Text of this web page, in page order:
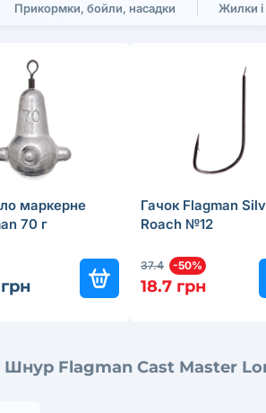
Прикормки, бойли, насадки Жилки
маркерне
70 г
Гачок Flagman
Roach №12
37.4 -50%
18.7 грн
Шнур Flagman Cast Master